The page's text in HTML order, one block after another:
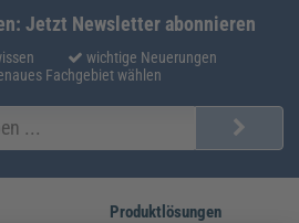
Jetzt Newsletter abonnieren
wichtige Neuerungen
Fachgebiet wählen
Produktlösungen